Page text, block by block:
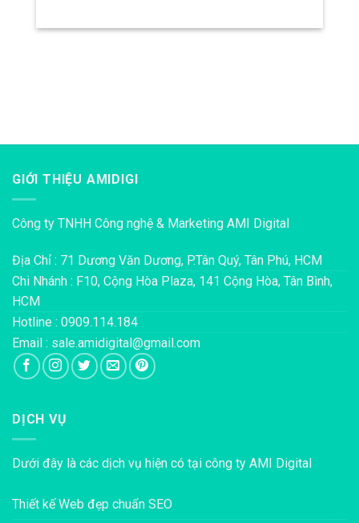
GIỚI THIỆU AMIDIGI
Công ty TNHH Công nghệ & Marketing AMI Digital
Địa Chỉ : 71 Dương Văn Dương, P.Tân Quý, Tân Phú, HCM
Chi Nhánh : F10, Cộng Hòa Plaza, 141 Cộng Hòa, Tân Bình,
HCM
Hotline : 0909.114.184
Email : sale.amidigital@gmail.com
DỊCH VỤ
Dưới đây là các dịch vụ hiện có tại công ty AMI Digital
Thiết kế Web đẹp chuẩn SEO